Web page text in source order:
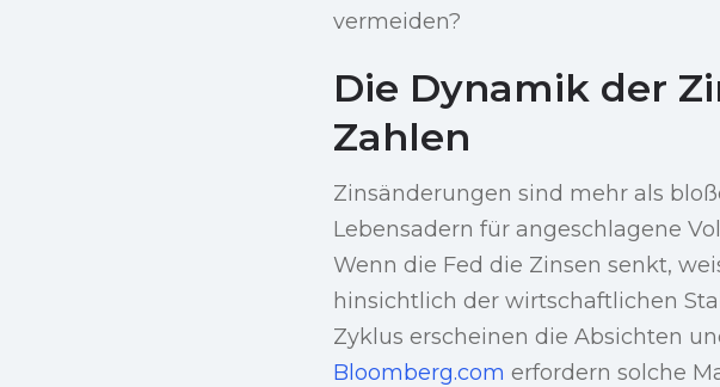
vermeiden?
Die Dynamik der
Zahlen
Zinsänderungen sind mehr als
Lebensadern für angeschlagene
Wenn die Fed die Zinsen senkt,
hinsichtlich der wirtschaftlichen
Zyklus erscheinen die Absichten
Bloomberg.com erfordern solche